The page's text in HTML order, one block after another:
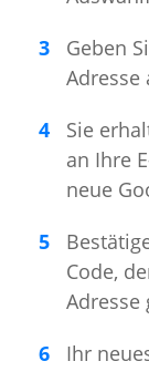
Geben
Adresse
Sie
an Ihre
neue
Code,
Adresse
Ihr